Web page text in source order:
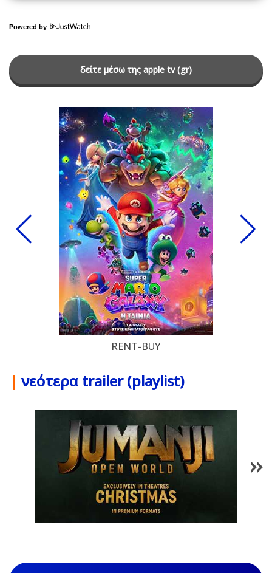
Powered by
δείτε μέσω της apple tv (gr)
RENT-BUY
| νεότερα trailer (playlist)
1/85